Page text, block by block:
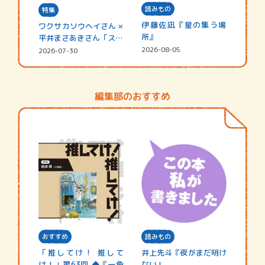
特集
ワクサカソウヘイさん ×
平井まさあきさん「スペ
シャ…
2026-07-30
読みもの
伊藤佐凪『星の集う場
所』
2026-08-05
編集部のおすすめ
おすすめ
「推してけ！ 推して
読みもの
井上先斗『夜がまだ明け